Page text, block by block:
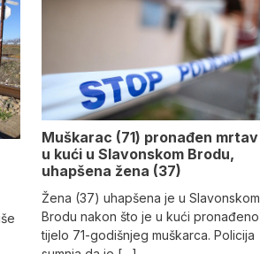
Muškarac (71) pronađen mrtav
u kući u Slavonskom Brodu,
uhapšena žena (37)
Žena (37) uhapšena je u Slavonskom
Brodu nakon što je u kući pronađeno
tijelo 71-godišnjeg muškarca. Policija